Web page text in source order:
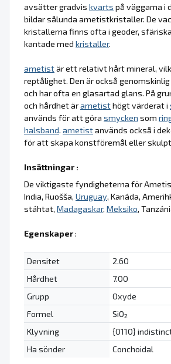
avsätter gradvis kvarts på väggarna i
bildar sålunda ametistkristaller. De
kristallerna finns ofta i geoder,
kantade med kristaller.
ametistär ett relativt hårt mineral,
reptålighet. Den är också
och har ofta en glasartad glans. På
och hårdhet ärametisthögt värderat i
används för att göra smycken som
halsband. ametistanvänds också i
för att skapa konstföremål eller
Insättningar :
De viktigaste fyndigheterna för
India, Ruošša, Uruguay, Kanáda,
stáhtat, Madagaskar, Meksiko,
Egenskaper:
Densitet
2.60
Hårdhet
7.00
Grupp
Oxyde
Formel
SiO2
Klyvning
{0110}
Ha sönder
Conchoidal